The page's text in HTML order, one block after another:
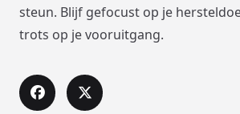
steun. Blijf gefocust op je
trots op je vooruitgang.